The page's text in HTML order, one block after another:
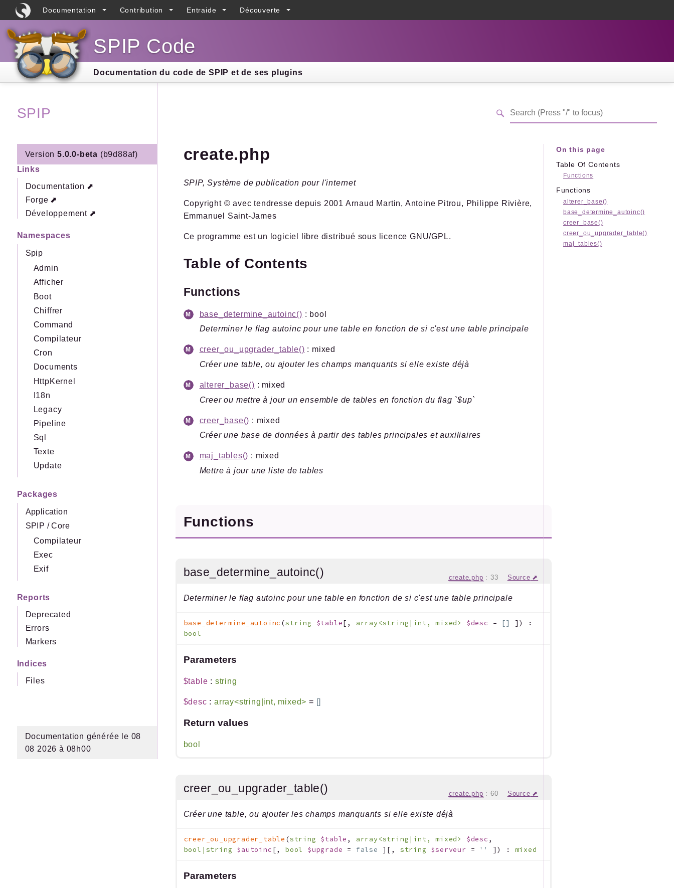
Documentation Contribution Entraide Découverte
SPIP Code
Documentation du code de SPIP et de ses plugins
SPIP
Version 5.0.0-beta (b9d88af)
Links
Documentation
Forge
Développement
Namespaces
Spip
Admin
Afficher
Boot
Chiffrer
Command
Compilateur
Cron
Documents
HttpKernel
I18n
Legacy
Pipeline
Sql
Texte
Update
Packages
Application
SPIP / Core
Compilateur
Exec
Exif
Reports
Deprecated
Errors
Markers
Indices
Files
Documentation générée le 08
08 2026 à 08h00
create.php
SPIP, Système de publication pour l'internet
Copyright © avec tendresse depuis 2001 Arnaud Martin, Antoine Pitrou, Philippe Rivière,
Emmanuel Saint-James
Ce programme est un logiciel libre distribué sous licence GNU/GPL.
Table of Contents
Functions
base_determine_autoinc() : bool
Determiner le flag autoinc pour une table en fonction de si c'est une table principale
creer_ou_upgrader_table() : mixed
Créer une table, ou ajouter les champs manquants si elle existe déjà
alterer_base() : mixed
Creer ou mettre à jour un ensemble de tables en fonction du flag `$up`
creer_base() : mixed
Créer une base de données à partir des tables principales et auxiliaires
maj_tables() : mixed
Mettre à jour une liste de tables
Functions
base_determine_autoinc() create.php : 33 Source
Determiner le flag autoinc pour une table en fonction de si c'est une table principale
base_determine_autoinc (string $table [ , array<string|int, mixed> $desc = [] ] )
:
bool
Parameters
$table : string
$desc : array<string|int, mixed> = []
Return values
bool
creer_ou_upgrader_table() create.php : 60 Source
Créer une table, ou ajouter les champs manquants si elle existe déjà
creer_ou_upgrader_table (string $table , array<string|int, mixed> $desc ,
bool|string $autoinc [, bool $upgrade = false ] [ , string $serveur = '' ] ) : mixed
Parameters
On this page
Table Of Contents
Functions
Functions
alterer_base()
base_determine_autoinc()
creer_base()
creer_ou_upgrader_table()
maj_tables()
Search results